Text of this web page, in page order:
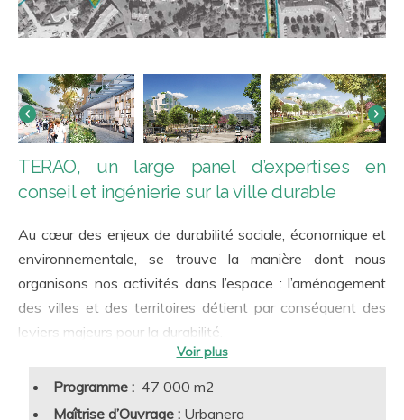
TERAO, un large panel d’expertises en
conseil et ingénierie sur la ville durable
Au cœur des enjeux de durabilité sociale, économique et
environnementale, se trouve la manière dont nous
organisons nos activités dans l’espace : l’aménagement
des villes et des territoires détient par conséquent des
leviers majeurs pour la durabilité.
équité sociale, résilience, circuits courts… les multiples
facettes du développement durable trouvent dans
Programme : 47 000 m2
Maîtrise d’Ouvrage : Urbanera